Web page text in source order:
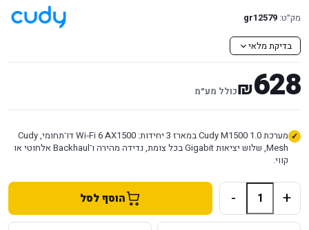
מק״ט: gr12579
בדיקת מלאי
628
₪כולל מע״מ
מערכת Cudy M1500 1.0 במארז 3 יחידות: Wi‑Fi 6 AX1500 דו־תחומי, Cudy
Mesh, שלוש יציאות Gigabit בכל צומת, נדידה מהירה ו־Backhaul אלחוטי או
קווי.
+
- הוסף לסל